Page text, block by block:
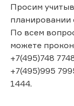
Просим
планировании
По всем
можете
+7(495)748
+7(495)995
1444.